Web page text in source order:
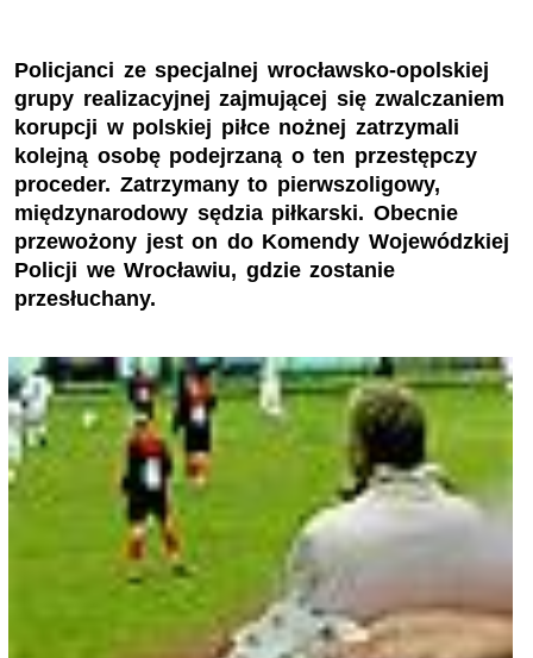
Policjanci ze specjalnej wrocławsko-opolskiej
grupy realizacyjnej zajmującej się zwalczaniem
korupcji w polskiej piłce nożnej zatrzymali
kolejną osobę podejrzaną o ten przestępczy
proceder. Zatrzymany to pierwszoligowy,
międzynarodowy sędzia piłkarski. Obecnie
przewożony jest on do Komendy Wojewódzkiej
Policji we Wrocławiu, gdzie zostanie
przesłuchany.